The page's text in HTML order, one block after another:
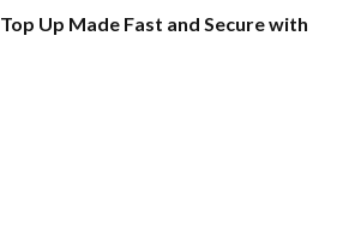
Up Made Fast and Secure with